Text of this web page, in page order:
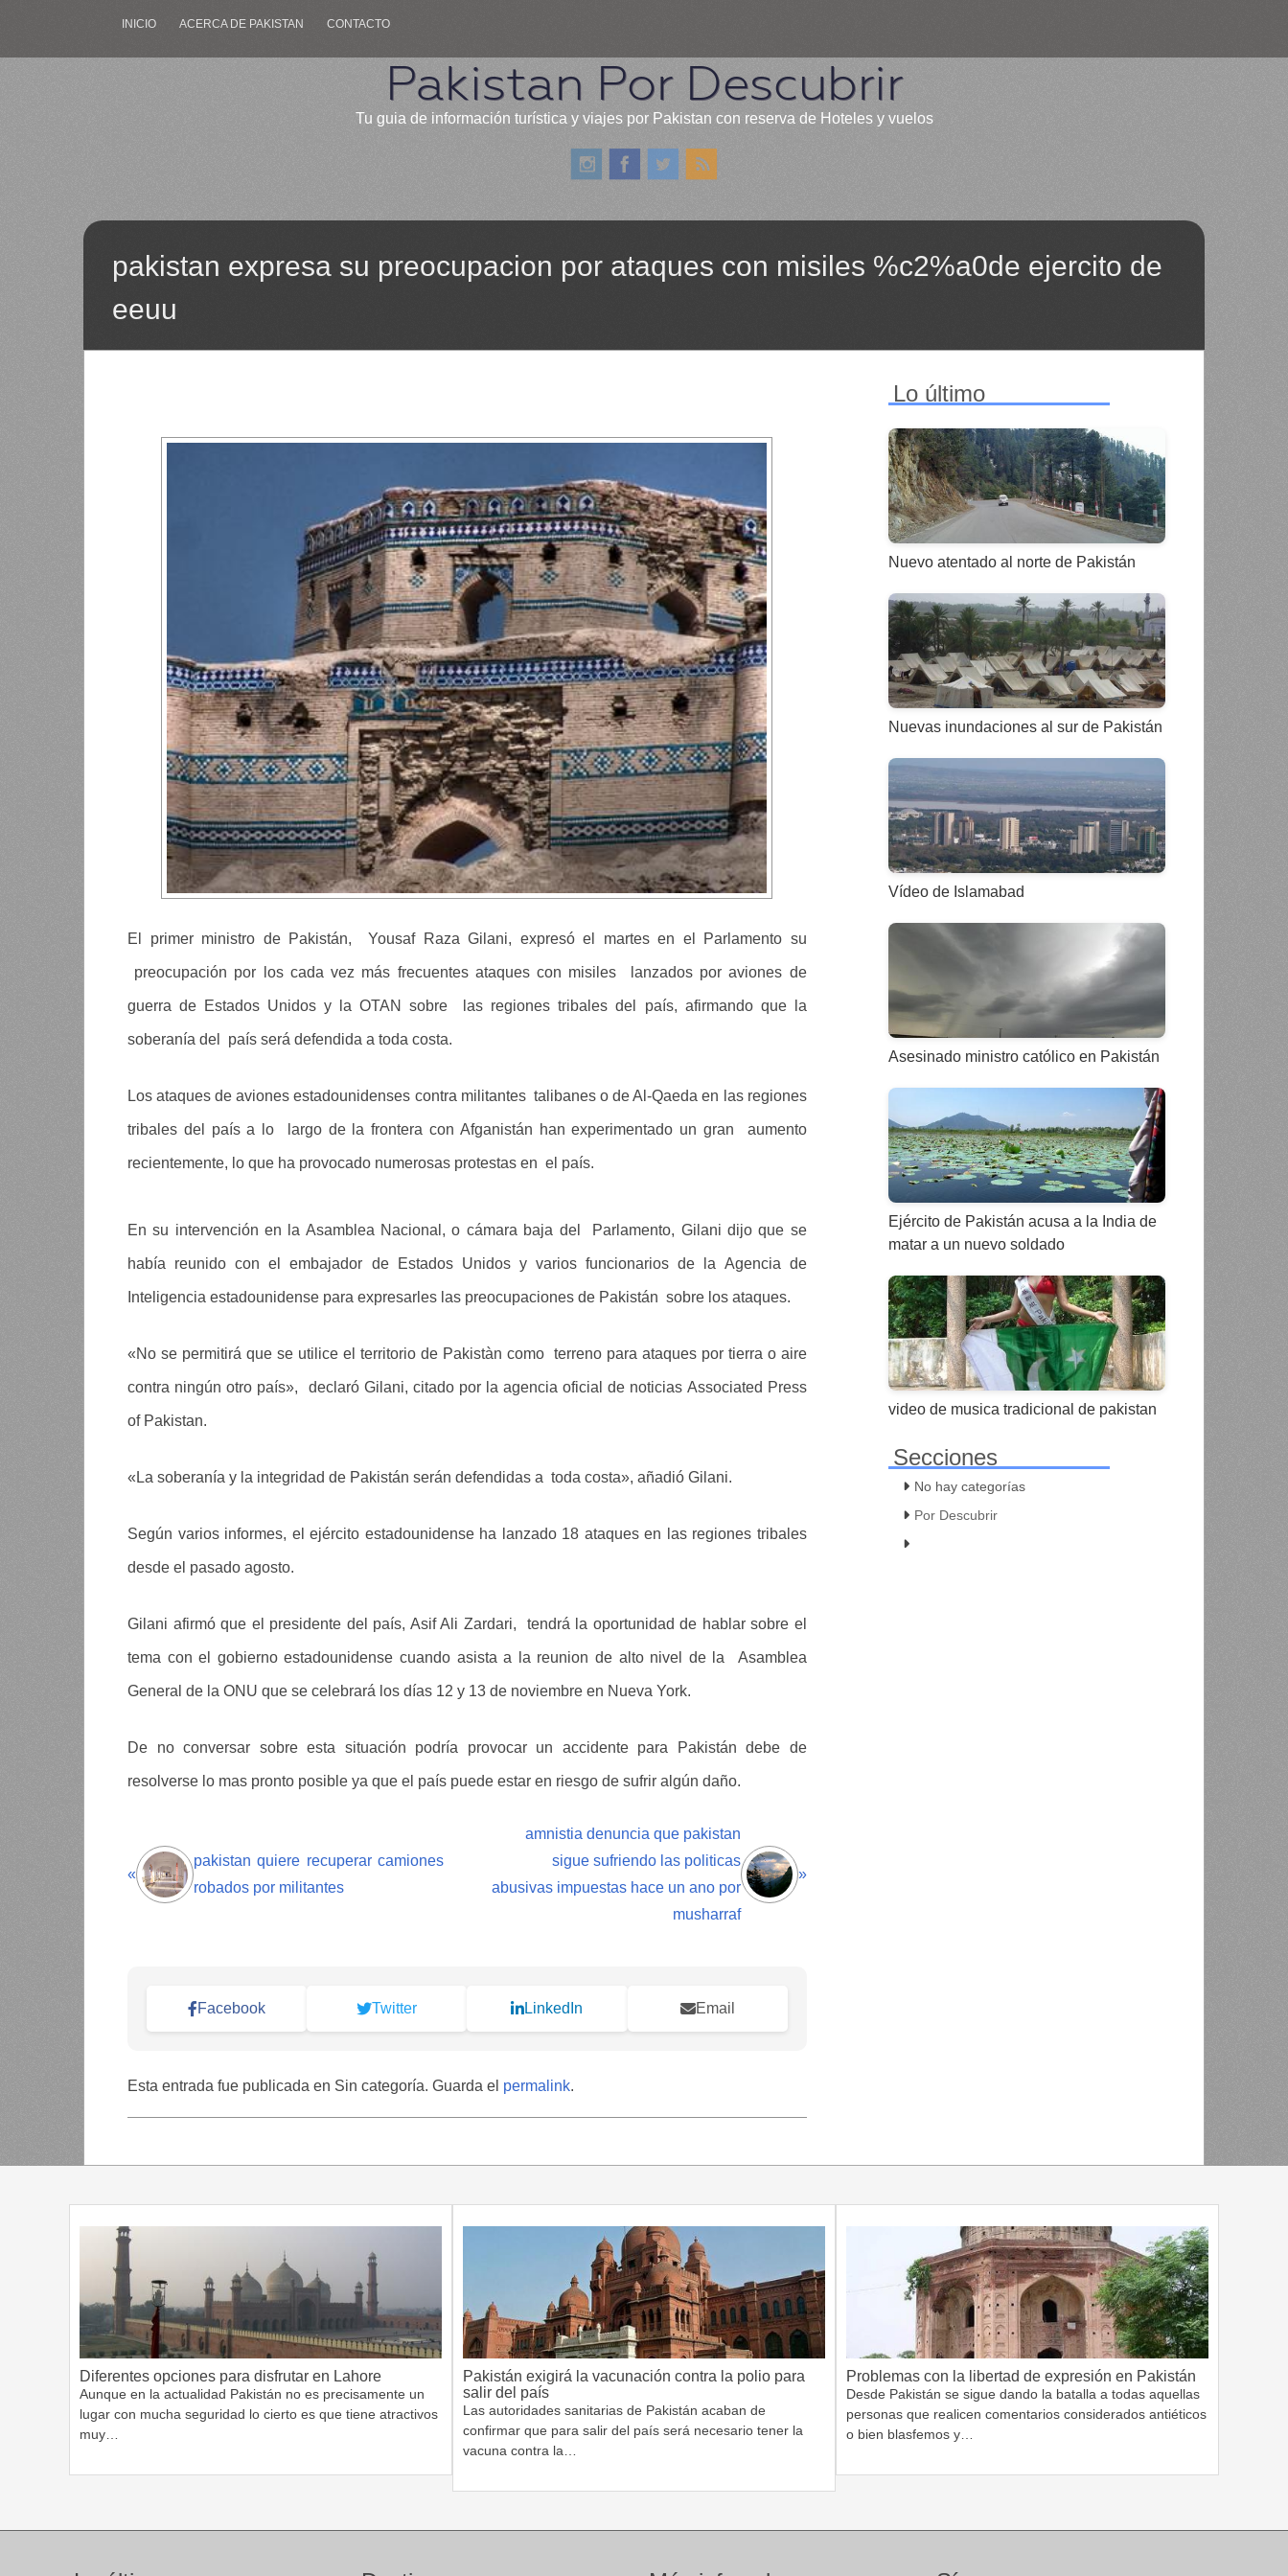
INICIO ACERCA DE PAKISTAN CONTACTO
Pakistan Por Descubrir
Tu guia de información turística y viajes por Pakistan con reserva de Hoteles y vuelos
pakistan expresa su preocupacion por ataques con misiles %c2%a0de ejercito de
eeuu
El primer ministro de Pakistán, Yousaf Raza Gilani, expresó el martes en el Parlamento su
preocupación por los cada vez más frecuentes ataques con misiles lanzados por aviones de
guerra de Estados Unidos y la OTAN sobre las regiones tribales del país, afirmando que la
soberanía del país será defendida a toda costa.
Los ataques de aviones estadounidenses contra militantes talibanes o de Al-Qaeda en las regiones
tribales del país a lo largo de la frontera con Afganistán han experimentado un gran aumento
recientemente, lo que ha provocado numerosas protestas en el país.
En su intervención en la Asamblea Nacional, o cámara baja del Parlamento, Gilani dijo que se
había reunido con el embajador de Estados Unidos y varios funcionarios de la Agencia de
Inteligencia estadounidense para expresarles las preocupaciones de Pakistán sobre los ataques.
«No se permitirá que se utilice el territorio de Pakistàn como terreno para ataques por tierra o aire
contra ningún otro país», declaró Gilani, citado por la agencia oficial de noticias Associated Press
of Pakistan.
«La soberanía y la integridad de Pakistán serán defendidas a toda costa», añadió Gilani.
Según varios informes, el ejército estadounidense ha lanzado 18 ataques en las regiones tribales
desde el pasado agosto.
Gilani afirmó que el presidente del país, Asif Ali Zardari, tendrá la oportunidad de hablar sobre el
tema con el gobierno estadounidense cuando asista a la reunion de alto nivel de la Asamblea
General de la ONU que se celebrará los días 12 y 13 de noviembre en Nueva York.
De no conversar sobre esta situación podría provocar un accidente para Pakistán debe de
resolverse lo mas pronto posible ya que el país puede estar en riesgo de sufrir algún daño.
«
pakistan quiere recuperar camiones
robados por militantes
amnistia denuncia que pakistan
sigue sufriendo las politicas
abusivas impuestas hace un ano por
musharraf
»
Facebook Twitter LinkedIn Email
Esta entrada fue publicada en Sin categoría. Guarda el permalink.
Lo último
Nuevo atentado al norte de Pakistán
Nuevas inundaciones al sur de Pakistán
Vídeo de Islamabad
Asesinado ministro católico en Pakistán
Ejército de Pakistán acusa a la India de
matar a un nuevo soldado
video de musica tradicional de pakistan
Secciones
No hay categorías
Por Descubrir
Diferentes opciones para disfrutar en Lahore
Aunque en la actualidad Pakistán no es precisamente un
lugar con mucha seguridad lo cierto es que tiene atractivos
muy…
Pakistán exigirá la vacunación contra la polio para
salir del país
Las autoridades sanitarias de Pakistán acaban de
confirmar que para salir del país será necesario tener la
vacuna contra la…
Problemas con la libertad de expresión en Pakistán
Desde Pakistán se sigue dando la batalla a todas aquellas
personas que realicen comentarios considerados antiéticos
o bien blasfemos y…